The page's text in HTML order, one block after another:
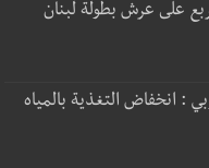
على عرش بطولة لبنان
: انخفاض التغذية بالمياه